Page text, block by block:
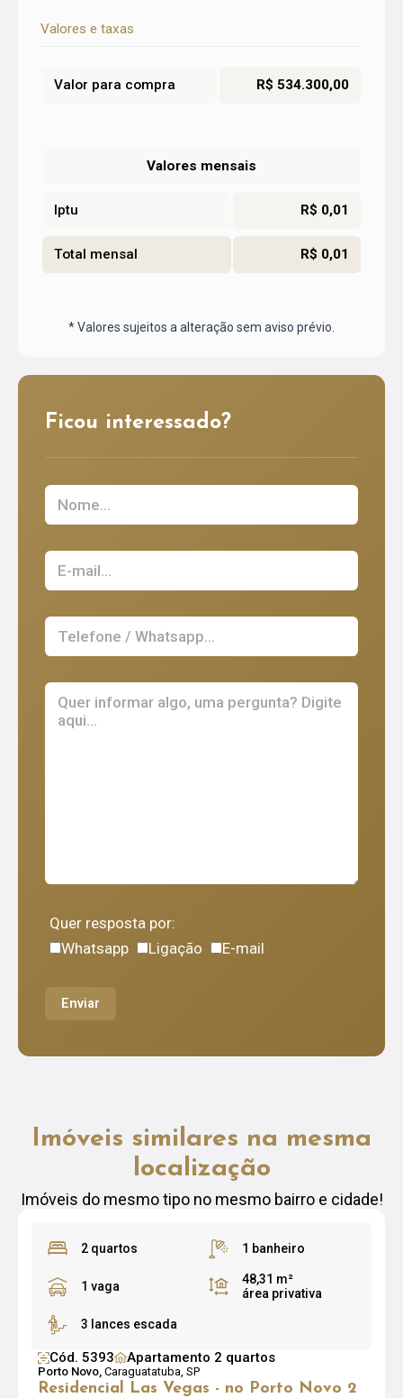
Valores e taxas
Valor para compra R$ 534.300,00
Valores mensais
Iptu R$ 0,01
Total mensal R$ 0,01
* Valores sujeitos a alteração sem aviso prévio.
Ficou interessado?
Quer resposta por:
Whatsapp
Ligação E-mail
Enviar
Imóveis similares na mesma
localização
Imóveis do mesmo tipo no mesmo bairro e cidade!
2 quartos 1 banheiro
1 vaga
48,31 m²
área privativa
3 lances escada
Cód. 5393 Apartamento 2 quartos
Porto Novo, Caraguatatuba, SP
Residencial Las Vegas - no Porto Novo 2